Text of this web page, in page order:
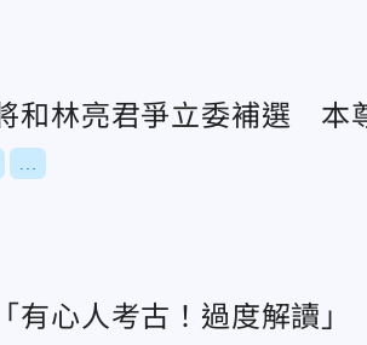
和林亮君爭立委補選 本
心人考古！過度解讀」